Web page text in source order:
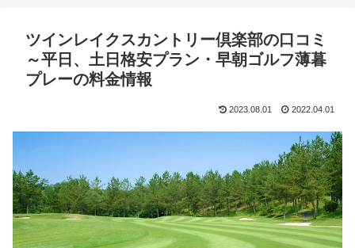
ツインレイクスカントリー倶楽部の口コミ
～平日、土日格安プラン・早朝ゴルフ薄暮
プレーの料金情報
2023.08.01 2022.04.01